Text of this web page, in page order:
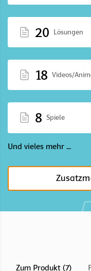
20 Lösungen
18 Videos/
8 Spiele
Und vieles mehr ...
Zum Produkt (7)